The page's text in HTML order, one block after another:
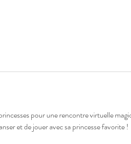
pour une rencontre virtuelle
et de jouer avec sa princesse favorite !